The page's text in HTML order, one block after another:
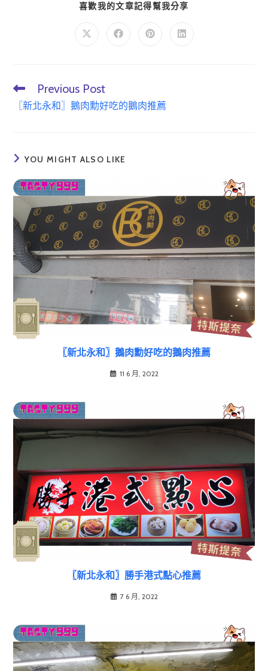
喜歡我的文章記得幫我分享
Previous Post
〖新北永和〗鵝肉勳好吃的鵝肉推薦
YOU MIGHT ALSO LIKE
〖新北永和〗鵝肉勳好吃的鵝肉推薦
11 6 月, 2022
〖新北永和〗勝手港式點心推薦
7 6 月, 2022